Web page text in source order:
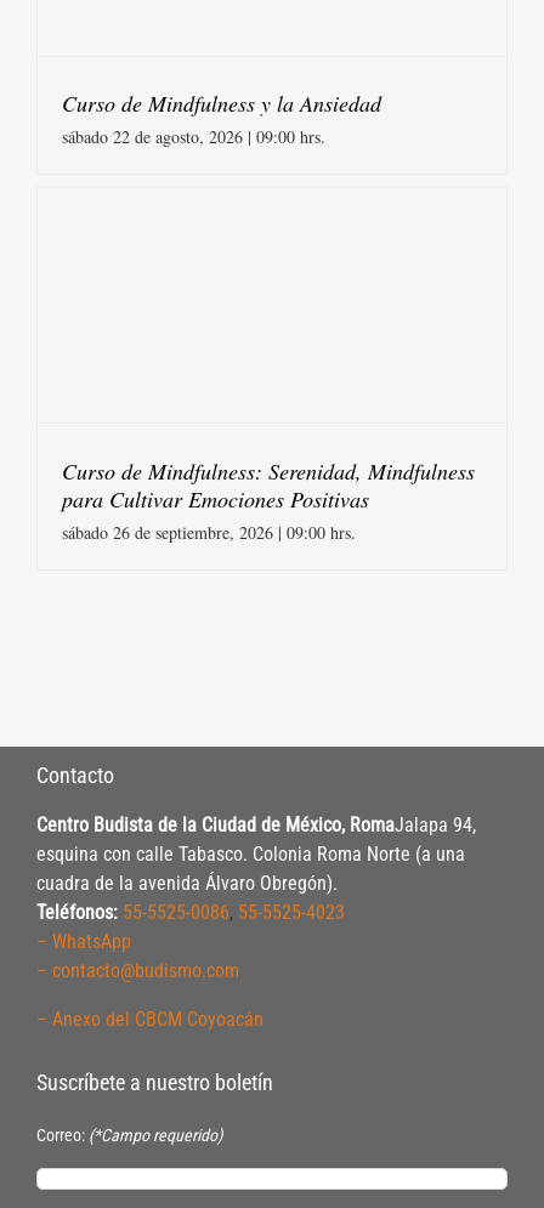
Curso de Mindfulness y la Ansiedad
sábado 22 de agosto, 2026 | 09:00 hrs.
Curso de Mindfulness: Serenidad, Mindfulness
para Cultivar Emociones Positivas
sábado 26 de septiembre, 2026 | 09:00 hrs.
Contacto
Centro Budista de la Ciudad de México, RomaJalapa 94,
esquina con calle Tabasco. Colonia Roma Norte (a una
cuadra de la avenida Álvaro Obregón).
Teléfonos: 55-5525-0086, 55-5525-4023
– WhatsApp
– contacto@budismo.com
– Anexo del CBCM Coyoacán
Suscríbete a nuestro boletín
Correo: (*Campo requerido)